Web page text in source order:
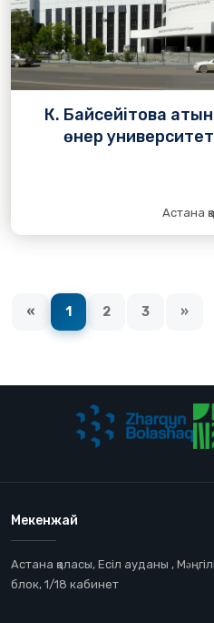
К. Байсейітова
өнер
Астана
« 1 2 3 »
Мекенжай
Астана қаласы, Есіл ауданы ,
блок, 1/18 кабинет